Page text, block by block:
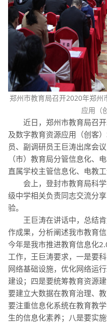
郑州市教育局召开2020年郑州
应用（
近日，郑州市教育局召开
及数字教育资源应用（创客
员、副调研员王巨涛出席会
（市）教育局分管信息化、
直属学校主管信息化、电教
会上，登封市教育局科学
级中学相关负责同志交流分
验。
王巨涛在讲话中，总结肯
作成果，分析阐述我市教育
今年是我市推进教育信息化
工作，王巨涛要求，一是要
网络基础设施，优化网络运
建设；四是要统筹教育资源
要建立大数据在教育治理、
要注重信息化系统在教育教
生的信息化素养；八是要实施